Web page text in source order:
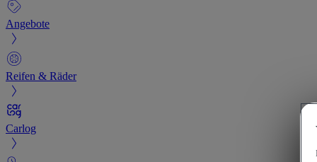
Angebote
Reifen & Räder
Carlog